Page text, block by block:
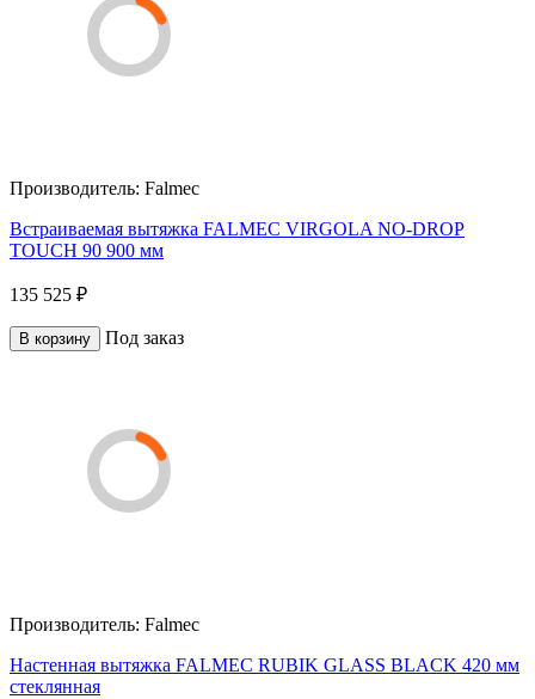
Производитель: Falmec
Встраиваемая вытяжка FALMEC VIRGOLA NO-DROP
TOUCH 90 900 мм
135 525 ₽
В корзину Под заказ
Производитель: Falmec
Настенная вытяжка FALMEC RUBIK GLASS BLACK 420 мм
стеклянная